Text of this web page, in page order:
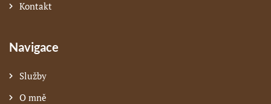
Kontakt
Navigace
Služby
O mně